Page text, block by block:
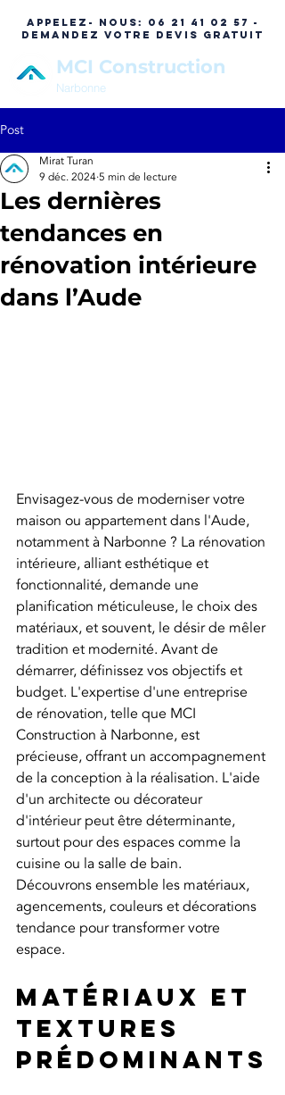
APPELEZ- NOUS:
06 21 41 02 57 -
DEMANDEZ VOTRE DEVIS GRATUIT
MCI Construction
Narbonne
Post
Les dernières
tendances en
rénovation intérieure
dans l’Aude
Mirat Turan
9 déc. 20245 min de lecture
Envisagez-vous de moderniser votre
maison ou appartement dans l'Aude,
notamment à Narbonne ? La rénovation
intérieure, alliant esthétique et
fonctionnalité, demande une
planification méticuleuse, le choix des
matériaux, et souvent, le désir de mêler
tradition et modernité. Avant de
démarrer, définissez vos objectifs et
budget. L'expertise d'une entreprise
de rénovation, telle que MCI
Construction à Narbonne, est
précieuse, offrant un accompagnement
de la conception à la réalisation. L'aide
d'un architecte ou décorateur
d'intérieur peut être déterminante,
surtout pour des espaces comme la
cuisine ou la salle de bain.
Découvrons ensemble les matériaux,
agencements, couleurs et décorations
tendance pour transformer votre
espace.
Matériaux et
textures
prédominants